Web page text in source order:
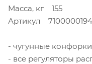
Масса, кг 155
Артикул
- чугунные
- все регуляторы